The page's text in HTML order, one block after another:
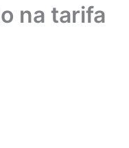
na tarifa